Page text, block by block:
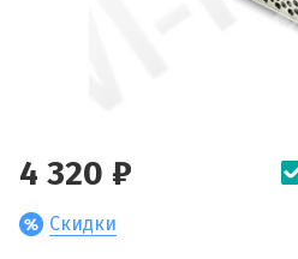
4 320 ₽
Скидки